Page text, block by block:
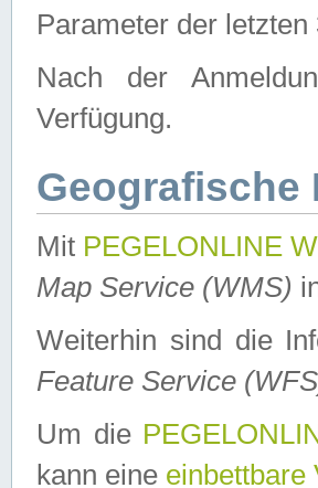
Parameter der
Nach der
Verfügung.
Geografische
Mit PEGELONLINE
Map Service (WMS)
Weiterhin sind die
Feature Service
Um die
kann eine einbettbare